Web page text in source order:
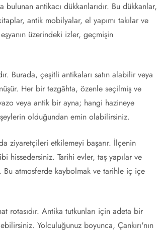
bulunan antikacı dükkanlarıdır. Bu dükkanlar,
antik mobilyalar, el yapımı takılar ve
üzerindeki izler, geçmişin
Burada, çeşitli antikaları satın alabilir veya
Her bir tezgâhta, özenle seçilmiş ve
veya antik bir ayna; hangi hazineye
olduğundan emin olabilirsiniz.
ziyaretçileri etkilemeyi başarır. İlçenin
hissedersiniz. Tarihi evler, taş yapılar ve
atmosferde kaybolmak ve tarihle iç içe
rotasıdır. Antika tutkunları için adeta bir
Yolculuğunuz boyunca, Çankırı'nın